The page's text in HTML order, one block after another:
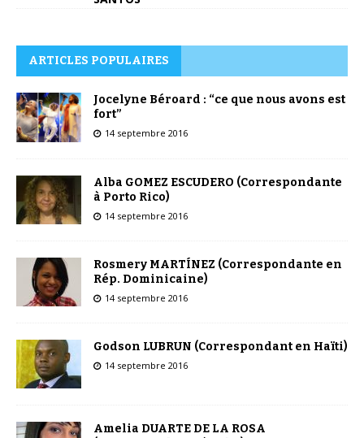
ARTICLES POPULAIRES
Jocelyne Béroard : “ce que nous avons est
fort”
14 septembre 2016
Alba GOMEZ ESCUDERO (Correspondante
à Porto Rico)
14 septembre 2016
Rosmery MARTÍNEZ (Correspondante en
Rép. Dominicaine)
14 septembre 2016
Godson LUBRUN (Correspondant en Haïti)
14 septembre 2016
Amelia DUARTE DE LA ROSA